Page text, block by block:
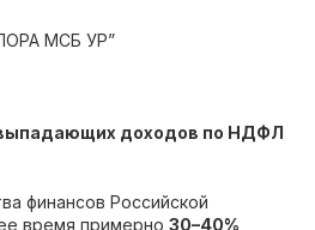
МСБ УР”
доходов по НДФЛ
финансов Российской
время примерно 30–40%